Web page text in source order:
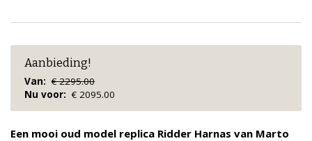
Aanbieding!
Van: € 2295.00
Nu voor: € 2095.00
Een mooi oud model replica Ridder Harnas van Marto